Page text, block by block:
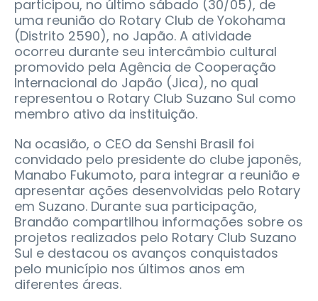
participou, no último sábado (30/05), de
uma reunião do Rotary Club de Yokohama
(Distrito 2590), no Japão. A atividade
ocorreu durante seu intercâmbio cultural
promovido pela Agência de Cooperação
Internacional do Japão (Jica), no qual
representou o Rotary Club Suzano Sul como
membro ativo da instituição.
Na ocasião, o CEO da Senshi Brasil foi
convidado pelo presidente do clube japonês,
Manabo Fukumoto, para integrar a reunião e
apresentar ações desenvolvidas pelo Rotary
em Suzano. Durante sua participação,
Brandão compartilhou informações sobre os
projetos realizados pelo Rotary Club Suzano
Sul e destacou os avanços conquistados
pelo município nos últimos anos em
diferentes áreas.